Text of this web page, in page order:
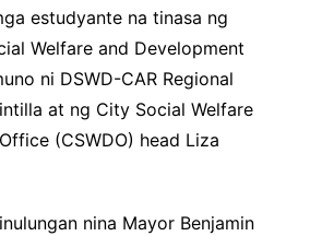
estudyante na tinasa ng
Welfare and Development
ni DSWD-CAR Regional
at ng City Social Welfare
(CSWDO) head Liza
nina Mayor Benjamin